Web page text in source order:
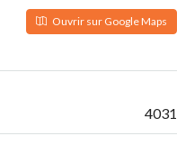
Ouvrir sur Google Maps
4031